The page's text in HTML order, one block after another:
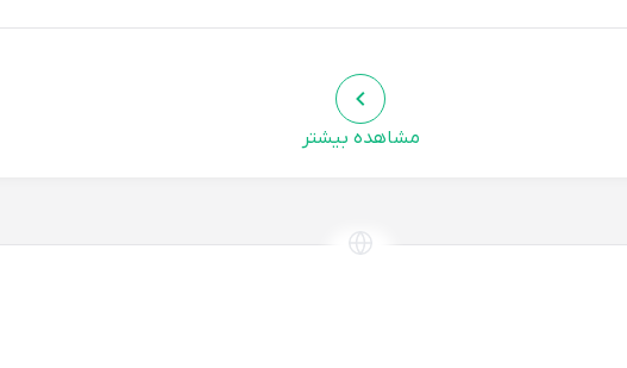
این کفش با هر لباستی به راحتی ست میشه، من که
مشاهده بیشتر